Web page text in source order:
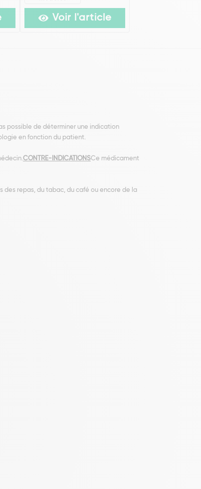
Voir l'article
possible de déterminer une indication
en fonction du patient.
CONTRE-INDICATIONSCe médicament
repas, du tabac, du café ou encore de la